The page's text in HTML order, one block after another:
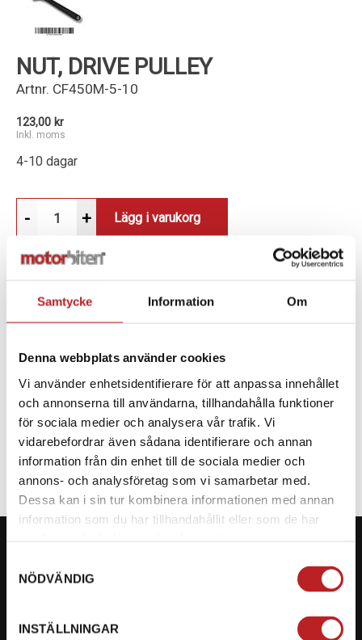
Samtycke Information Om
Denna webbplats använder cookies
Vi använder enhetsidentifierare för att anpassa innehållet
och annonserna till användarna, tillhandahålla funktioner
för sociala medier och analysera vår trafik. Vi
vidarebefordrar även sådana identifierare och annan
information från din enhet till de sociala medier och
annons- och analysföretag som vi samarbetar med.
Dessa kan i sin tur kombinera informationen med annan
information som du har tillhandahållit eller som de har
NÖDVÄNDIG
INSTÄLLNINGAR
NUT, DRIVE PULLEY
Artnr. CF450M-5-10
123,00 kr
Inkl. moms
4-10 dagar
- + Lägg i varukorg
Reservdel till CF Moto
SPECIFIKATION
Ångra mitt köp